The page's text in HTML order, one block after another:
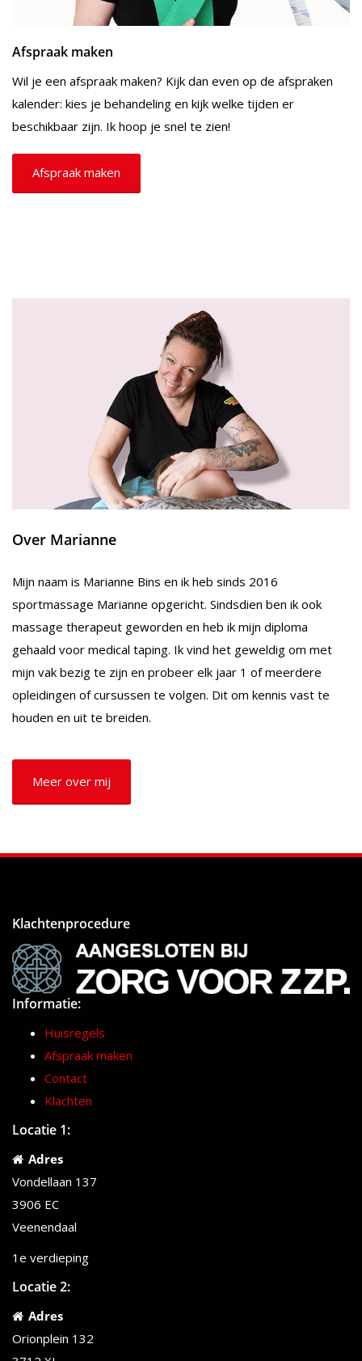
Afspraak maken
Wil je een afspraak maken? Kijk dan even op de afspraken
kalender: kies je behandeling en kijk welke tijden er
beschikbaar zijn. Ik hoop je snel te zien!
Afspraak maken
Over Marianne
Mijn naam is Marianne Bins en ik heb sinds 2016
sportmassage Marianne opgericht. Sindsdien ben ik ook
massage therapeut geworden en heb ik mijn diploma
gehaald voor medical taping. Ik vind het geweldig om met
mijn vak bezig te zijn en probeer elk jaar 1 of meerdere
opleidingen of cursussen te volgen. Dit om kennis vast te
houden en uit te breiden.
Meer over mij
Klachtenprocedure
Informatie:
Huisregels
Afspraak maken
Contact
Klachten
Locatie 1:
Adres
Vondellaan 137
3906 EC
Veenendaal
1e verdieping
Locatie 2:
Adres
Orionplein 132